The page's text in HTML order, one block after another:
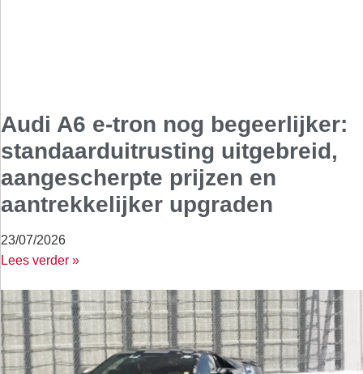
Audi A6 e-tron nog begeerlijker:
standaarduitrusting uitgebreid,
aangescherpte prijzen en
aantrekkelijker upgraden
23/07/2026
Lees verder »